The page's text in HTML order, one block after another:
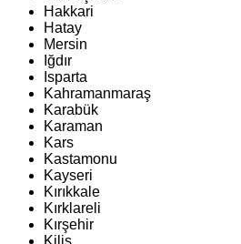
Hakkari
Hatay
Mersin
Iğdır
Isparta
Kahramanmaraş
Karabük
Karaman
Kars
Kastamonu
Kayseri
Kırıkkale
Kırklareli
Kırşehir
Kilis